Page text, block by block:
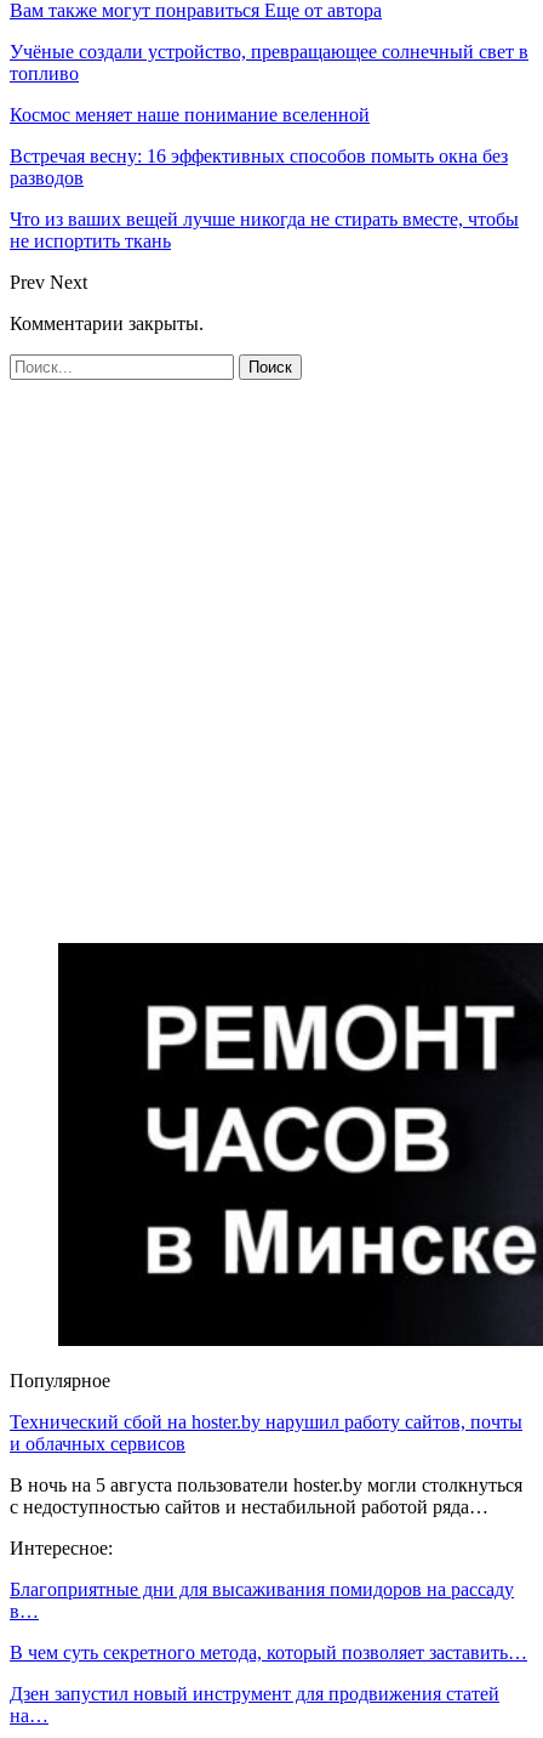
Вам также могут понравиться Еще от автора
Учёные создали устройство, превращающее солнечный свет в
топливо
Космос меняет наше понимание вселенной
Встречая весну: 16 эффективных способов помыть окна без
разводов
Что из ваших вещей лучше никогда не стирать вместе, чтобы
не испортить ткань
Prev Next
Комментарии закрыты.
Популярное
Технический сбой на hoster.by нарушил работу сайтов, почты
и облачных сервисов
В ночь на 5 августа пользователи hoster.by могли столкнуться
с недоступностью сайтов и нестабильной работой ряда…
Интересное:
Благоприятные дни для высаживания помидоров на рассаду
в…
В чем суть секретного метода, который позволяет заставить…
Дзен запустил новый инструмент для продвижения статей
на…